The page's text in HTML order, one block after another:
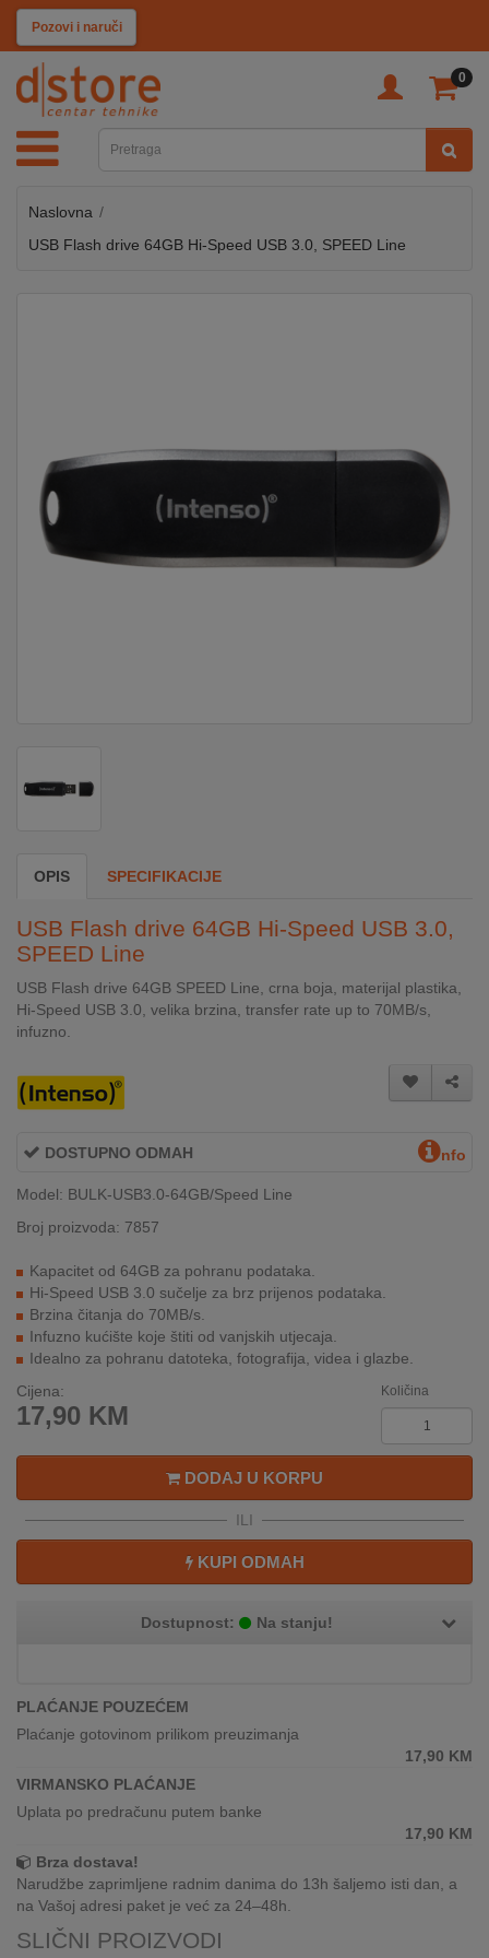
Pozovi i naruči
0
KATEGORIJE
TV
SAT
MOBILNI
UREĐAJI
KUĆANSKI
APARATI
DOM
PC
GAME
INTERNO
MOJ
NALOG
AKCIJE
BRENDOVI
U
PONUDI
KONTAKT
KUPOVINA
NA
RATE
I
SERVIS
KUPITI?
IZ
INOSTRANSTVA
OZNAKE
ENERGETSKE
UČINKOVITOSTI
DIGITALIS
Naslovna
USB Flash drive 64GB Hi-Speed USB 3.0, SPEED Line
OPIS SPECIFIKACIJE
USB Flash drive 64GB Hi-Speed USB 3.0,
SPEED Line
USB Flash drive 64GB SPEED Line, crna boja, materijal plastika,
Hi-Speed USB 3.0, velika brzina, transfer rate up to 70MB/s,
infuzno.
DOSTUPNO ODMAH nfo
Model: BULK-USB3.0-64GB/Speed Line
Broj proizvoda: 7857
Kapacitet od 64GB za pohranu podataka.
Hi-Speed USB 3.0 sučelje za brz prijenos podataka.
Brzina čitanja do 70MB/s.
Infuzno kućište koje štiti od vanjskih utjecaja.
Idealno za pohranu datoteka, fotografija, videa i glazbe.
Cijena:
17,90 KM
Količina
DODAJ U KORPU
ILI
KUPI ODMAH
Dostupnost: Na stanju!
PLAĆANJE POUZEĆEM
Plaćanje gotovinom prilikom preuzimanja
17,90 KM
VIRMANSKO PLAĆANJE
Uplata po predračunu putem banke
17,90 KM
Brza dostava!
Narudžbe zaprimljene radnim danima do 13h šaljemo isti dan, a
na Vašoj adresi paket je već za 24–48h.
SLIČNI PROIZVODI